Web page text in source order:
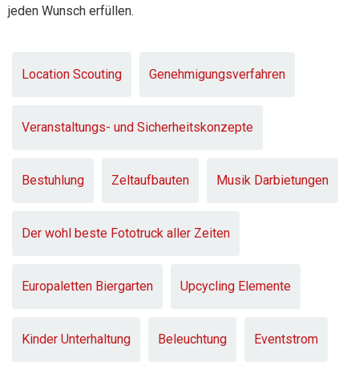
jeden Wunsch erfüllen.
Location Scouting Genehmigungsverfahren
Veranstaltungs- und Sicherheitskonzepte
Bestuhlung Zeltaufbauten Musik Darbietungen
Der wohl beste Fototruck aller Zeiten
Europaletten Biergarten Upcycling Elemente
Kinder Unterhaltung Beleuchtung Eventstrom